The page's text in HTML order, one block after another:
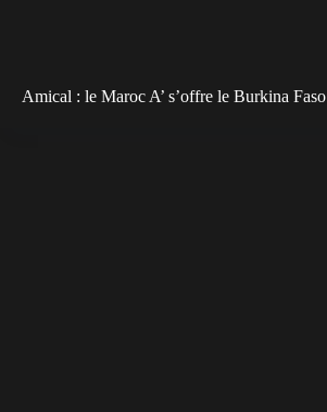
Amical : le Maroc A’ s’offre le Burkina Faso